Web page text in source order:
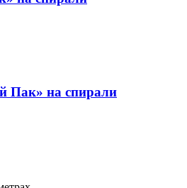
Пак» на спирали